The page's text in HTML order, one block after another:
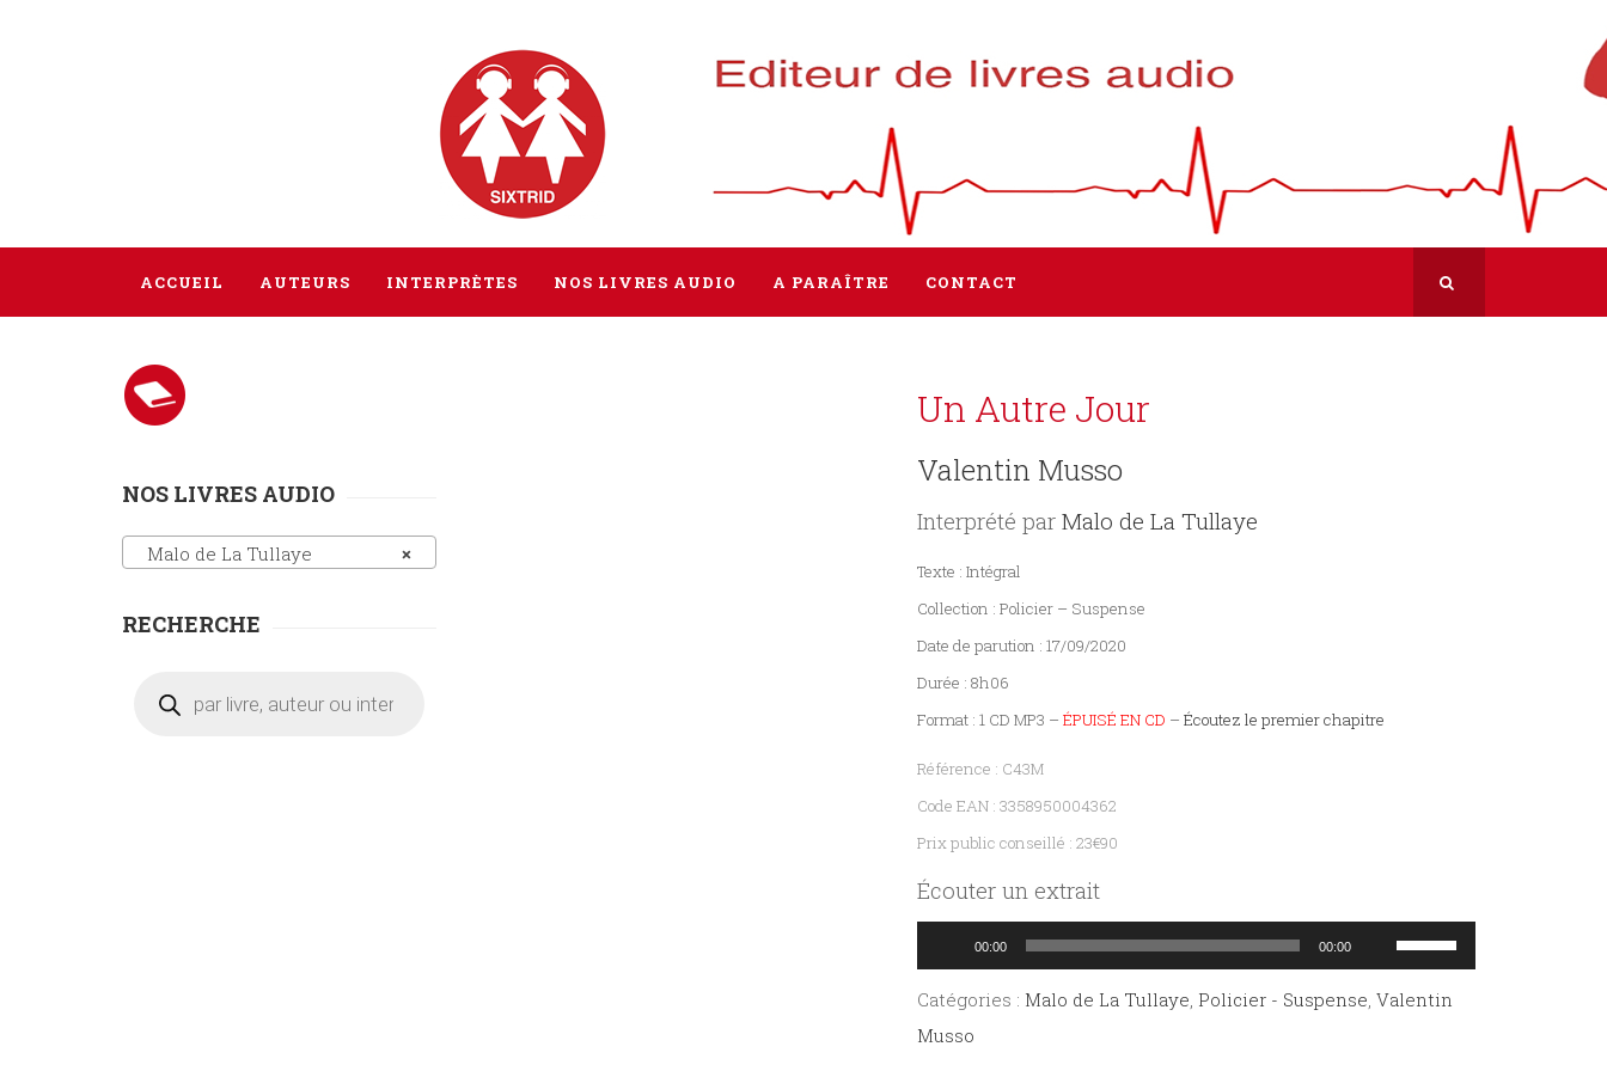
ACCUEIL AUTEURS INTERPRÈTES NOS LIVRES AUDIO A PARAÎTRE CONTACT
Un Autre Jour
Valentin Musso
Interprété parMalo de La Tullaye
Texte : Intégral
Collection : Policier – Suspense
Date de parution : 17/09/2020
Durée : 8h06
Format : 1 CD MP3 –ÉPUISÉ EN CD –Écoutez le premier chapitre
Référence : C43M
Code EAN : 3358950004362
Prix public conseillé : 23€90
Écouter un extrait
Lecteur
audio
00:00 00:00
Utilisez
les
flèches
Catégories : Malo de La Tullaye, Policier - Suspense,Valentin
Musso
NOS LIVRES AUDIO
×
Malo de La Tullaye
RECHERCHE
produits